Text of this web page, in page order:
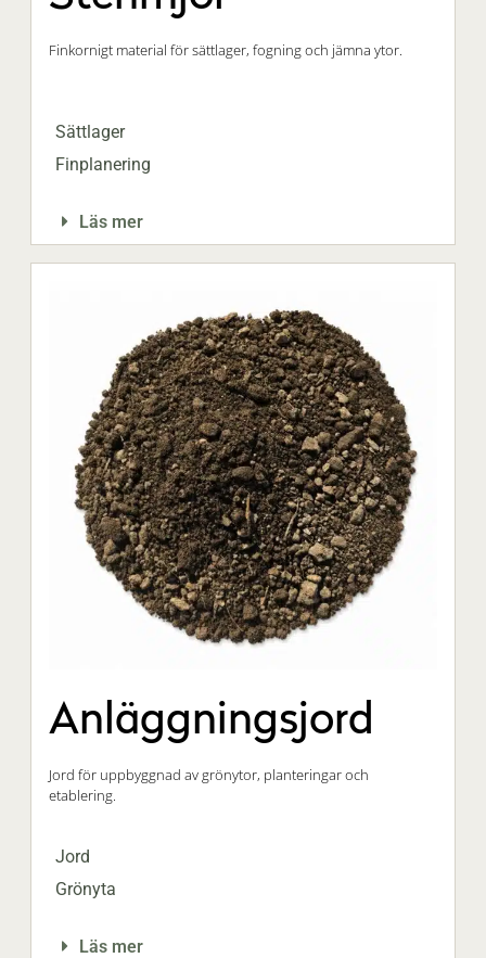
Finkornigt material för sättlager, fogning och jämna ytor.
Sättlager
Finplanering
Läs mer
Anläggningsjord
Jord för uppbyggnad av grönytor, planteringar och
etablering.
Jord
Grönyta
Läs mer